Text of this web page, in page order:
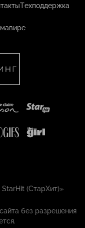
Техподдержка
(СтарХит)»
без разрешения